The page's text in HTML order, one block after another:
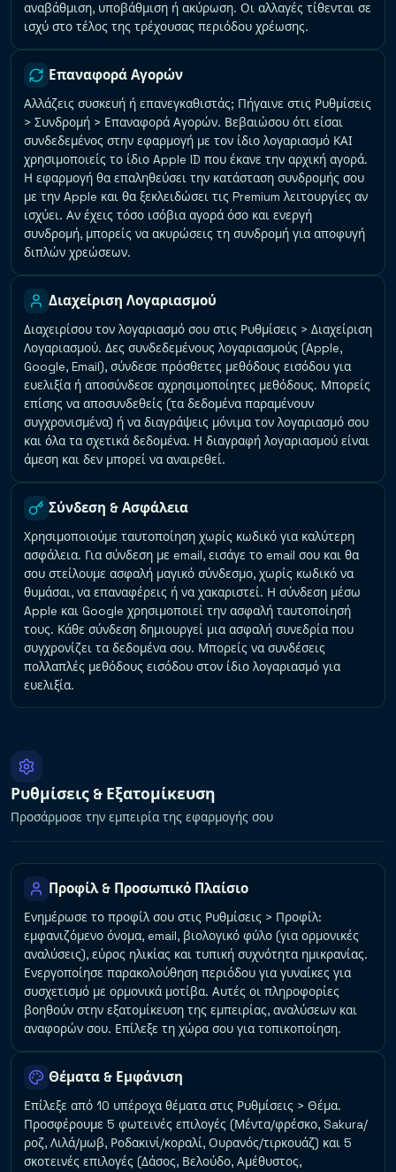
αναβάθμιση, υποβάθμιση ή ακύρωση. Οι αλλαγές τίθενται σε
ισχύ στο τέλος της τρέχουσας περιόδου χρέωσης.
Επαναφορά Αγορών
Αλλάζεις συσκευή ή επανεγκαθιστάς; Πήγαινε στις Ρυθμίσεις
> Συνδρομή > Επαναφορά Αγορών. Βεβαιώσου ότι είσαι
συνδεδεμένος στην εφαρμογή με τον ίδιο λογαριασμό ΚΑΙ
χρησιμοποιείς το ίδιο Apple ID που έκανε την αρχική αγορά.
Η εφαρμογή θα επαληθεύσει την κατάσταση συνδρομής σου
με την Apple και θα ξεκλειδώσει τις Premium λειτουργίες αν
ισχύει. Αν έχεις τόσο ισόβια αγορά όσο και ενεργή
συνδρομή, μπορείς να ακυρώσεις τη συνδρομή για αποφυγή
διπλών χρεώσεων.
Διαχείριση Λογαριασμού
Διαχειρίσου τον λογαριασμό σου στις Ρυθμίσεις > Διαχείριση
Λογαριασμού. Δες συνδεδεμένους λογαριασμούς (Apple,
Google, Email), σύνδεσε πρόσθετες μεθόδους εισόδου για
ευελιξία ή αποσύνδεσε αχρησιμοποίητες μεθόδους. Μπορείς
επίσης να αποσυνδεθείς (τα δεδομένα παραμένουν
συγχρονισμένα) ή να διαγράψεις μόνιμα τον λογαριασμό σου
και όλα τα σχετικά δεδομένα. Η διαγραφή λογαριασμού είναι
άμεση και δεν μπορεί να αναιρεθεί.
Σύνδεση & Ασφάλεια
Χρησιμοποιούμε ταυτοποίηση χωρίς κωδικό για καλύτερη
ασφάλεια. Για σύνδεση με email, εισάγε το email σου και θα
σου στείλουμε ασφαλή μαγικό σύνδεσμο, χωρίς κωδικό να
θυμάσαι, να επαναφέρεις ή να χακαριστεί. Η σύνδεση μέσω
Apple και Google χρησιμοποιεί την ασφαλή ταυτοποίησή
τους. Κάθε σύνδεση δημιουργεί μια ασφαλή συνεδρία που
συγχρονίζει τα δεδομένα σου. Μπορείς να συνδέσεις
πολλαπλές μεθόδους εισόδου στον ίδιο λογαριασμό για
ευελιξία.
Ρυθμίσεις & Εξατομίκευση
Προσάρμοσε την εμπειρία της εφαρμογής σου
Προφίλ & Προσωπικό Πλαίσιο
Ενημέρωσε το προφίλ σου στις Ρυθμίσεις > Προφίλ:
εμφανιζόμενο όνομα, email, βιολογικό φύλο (για ορμονικές
αναλύσεις), εύρος ηλικίας και τυπική συχνότητα ημικρανίας.
Ενεργοποίησε παρακολούθηση περιόδου για γυναίκες για
συσχετισμό με ορμονικά μοτίβα. Αυτές οι πληροφορίες
βοηθούν στην εξατομίκευση της εμπειρίας, αναλύσεων και
αναφορών σου. Επίλεξε τη χώρα σου για τοπικοποίηση.
Θέματα & Εμφάνιση
Επίλεξε από 10 υπέροχα θέματα στις Ρυθμίσεις > Θέμα.
Προσφέρουμε 5 φωτεινές επιλογές (Μέντα/φρέσκο, Sakura/
ροζ, Λιλά/μωβ, Ροδακινί/κοραλί, Ουρανός/τιρκουάζ) και 5
σκοτεινές επιλογές (Δάσος, Βελούδο, Αμέθυστος,